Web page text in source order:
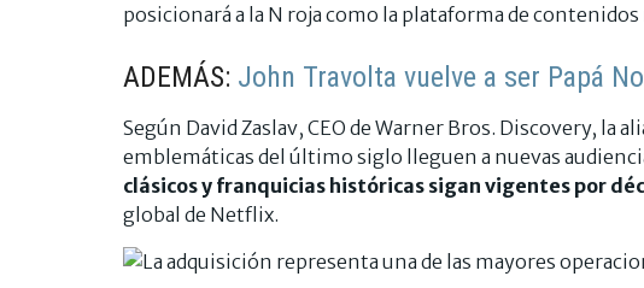
posicionará a la N roja como la plataforma de
ADEMÁS: John Travolta vuelve a ser Papá
Según David Zaslav, CEO de Warner Bros. Discovery, la
emblemáticas del último siglo lleguen a nuevas
clásicos y franquicias históricas sigan vigentes por
global de Netflix.